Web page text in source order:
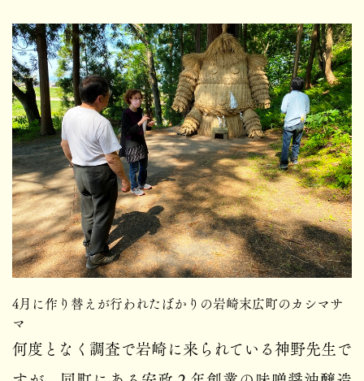
4月に作り替えが行われたばかりの岩崎末広町のカシマサ
マ
何度となく調査で岩崎に来られている神野先生で